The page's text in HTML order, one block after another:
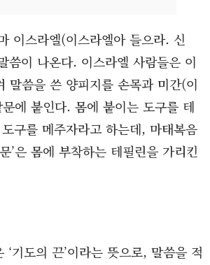
이스라엘(이스라엘아 들으라. 신
씀이 나온다. 이스라엘 사람들은 이
말씀을 쓴 양피지를 손목과 미간(이
에 붙인다. 몸에 붙이는 도구를 테
구를 메주자라고 하는데, 마태복음
’은 몸에 부착하는 테필린을 가리킨
기도의 끈’이라는 뜻으로, 말씀을 적